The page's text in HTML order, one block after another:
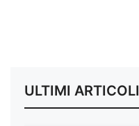
ULTIMI ARTICOLI